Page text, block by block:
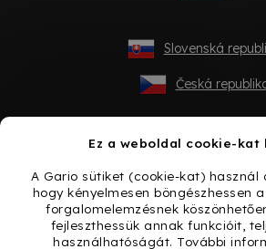
Ez a weboldal cookie-kat
A Gario sütiket (cookie-kat) használ
hogy kényelmesen böngészhessen
forgalomelemzésnek
fejleszthessük annak funkcióit,
használhatóságát. További
Slovenská
Česká